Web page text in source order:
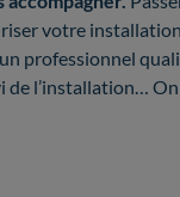
votre
professionnel
de l’installation…